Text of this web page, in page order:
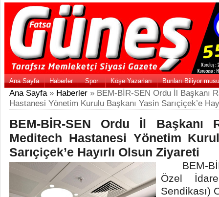
Ana Sayfa Haberler Spor Köşe Yazarları Bunları Biliyor
Ana Sayfa» Haberler » BEM-BİR-SEN Ordu İl Başkanı
Hastanesi Yönetim Kurulu Başkanı Yasin Sarıçiçek’e
BEM-BİR-SEN Ordu İl Başkanı
Meditech Hastanesi Yönetim
Sarıçiçek’e Hayırlı Olsun Ziyareti
BEM-
Özel
Sendikası)